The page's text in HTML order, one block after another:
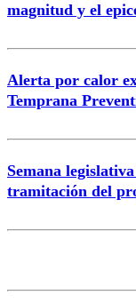
magnitud y el
Alerta por calor
Temprana
Semana
tramitación del